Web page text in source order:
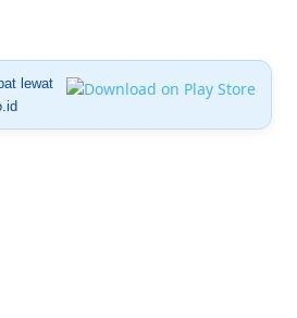
lewat